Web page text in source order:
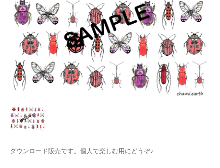
ダウンロード販売です。個人で楽しむ用にどうぞ♪